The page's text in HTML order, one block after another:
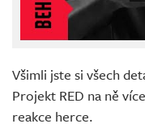
Všimli jste si všech
Projekt RED na ně
reakce herce.